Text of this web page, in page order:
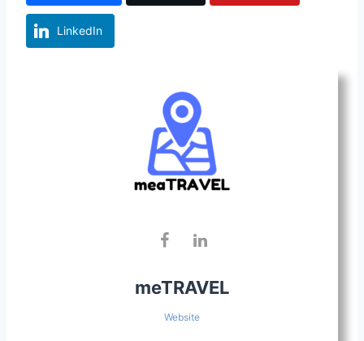
LinkedIn
meTRAVEL
Website